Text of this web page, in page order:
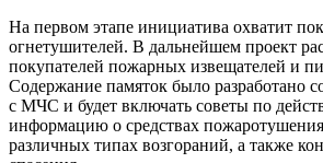
На первом этапе инициатива охватит
огнетушителей. В дальнейшем проект
покупателей пожарных извещателей и
Содержание памяток было разработано
с МЧС и будет включать советы по
информацию о средствах
различных типах возгораний, а также